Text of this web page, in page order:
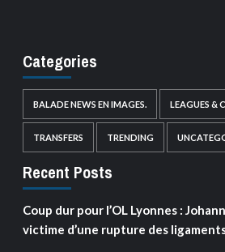
Categories
BALADE NEWS EN IMAGES. LEAGUES &
TRANSFERS TRENDING
Recent Posts
Coup dur pour l’OL Lyonnes :
victime d’une rupture des